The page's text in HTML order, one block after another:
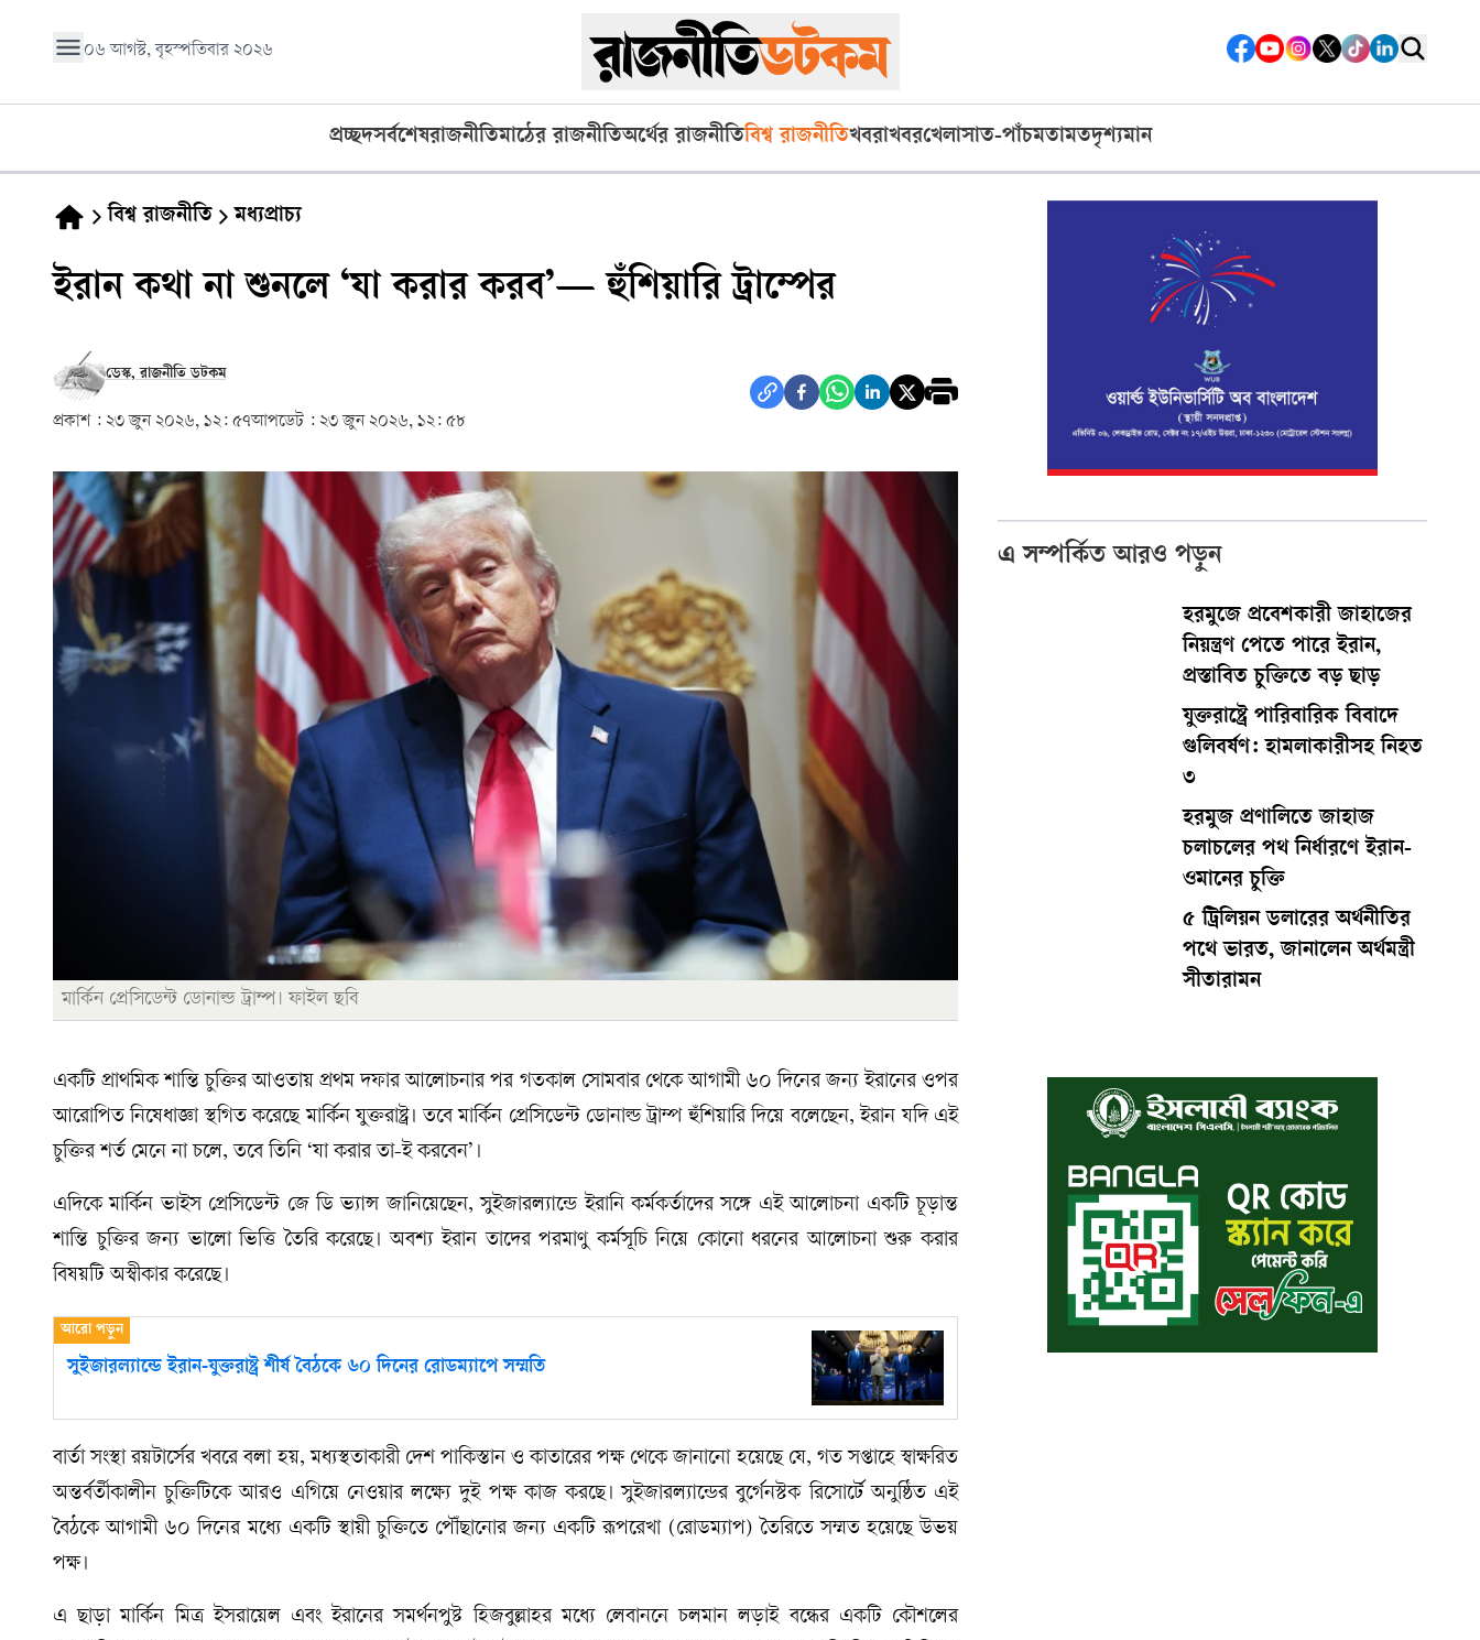
০৬ আগস্ট, বৃহস্পতিবার ২০২৬
প্রচ্ছদসর্বশেষরাজনীতিমাঠের রাজনীতিঅর্থের রাজনীতিবিশ্ব রাজনীতিখবরাখবরখেলাসাত-পাঁচমতামতদৃশ্যমান
বিশ্ব রাজনীতি মধ্যপ্রাচ্য
ইরান কথা না শুনলে ‘যা করার করব’— হুঁশিয়ারি ট্রাম্পের
ডেস্ক, রাজনীতি ডটকম
প্রকাশ : ২৩ জুন ২০২৬, ১২: ৫৭আপডেট : ২৩ জুন ২০২৬, ১২: ৫৮
মার্কিন প্রেসিডেন্ট ডোনাল্ড ট্রাম্প। ফাইল ছবি
একটি প্রাথমিক শান্তি চুক্তির আওতায় প্রথম দফার আলোচনার পর গতকাল সোমবার থেকে আগামী ৬০ দিনের জন্য ইরানের ওপর
আরোপিত নিষেধাজ্ঞা স্থগিত করেছে মার্কিন যুক্তরাষ্ট্র। তবে মার্কিন প্রেসিডেন্ট ডোনাল্ড ট্রাম্প হুঁশিয়ারি দিয়ে বলেছেন, ইরান যদি এই
চুক্তির শর্ত মেনে না চলে, তবে তিনি ‘যা করার তা-ই করবেন’।
এদিকে মার্কিন ভাইস প্রেসিডেন্ট জে ডি ভ্যান্স জানিয়েছেন, সুইজারল্যান্ডে ইরানি কর্মকর্তাদের সঙ্গে এই আলোচনা একটি চূড়ান্ত
শান্তি চুক্তির জন্য ভালো ভিত্তি তৈরি করেছে। অবশ্য ইরান তাদের পরমাণু কর্মসূচি নিয়ে কোনো ধরনের আলোচনা শুরু করার
বিষয়টি অস্বীকার করেছে।
সুইজারল্যান্ডে ইরান-যুক্তরাষ্ট্র শীর্ষ বৈঠকে ৬০ দিনের রোডম্যাপে সম্মতি
বার্তা সংস্থা রয়টার্সের খবরে বলা হয়, মধ্যস্থতাকারী দেশ পাকিস্তান ও কাতারের পক্ষ থেকে জানানো হয়েছে যে, গত সপ্তাহে স্বাক্ষরিত
অন্তর্বর্তীকালীন চুক্তিটিকে আরও এগিয়ে নেওয়ার লক্ষ্যে দুই পক্ষ কাজ করছে। সুইজারল্যান্ডের বুর্গেনস্টক রিসোর্টে অনুষ্ঠিত এই
বৈঠকে আগামী ৬০ দিনের মধ্যে একটি স্থায়ী চুক্তিতে পৌঁছানোর জন্য একটি রূপরেখা (রোডম্যাপ) তৈরিতে সম্মত হয়েছে উভয়
পক্ষ।
এ ছাড়া মার্কিন মিত্র ইসরায়েল এবং ইরানের সমর্থনপুষ্ট হিজবুল্লাহর মধ্যে লেবাননে চলমান লড়াই বন্ধের একটি কৌশলের
এ সম্পর্কিত আরও পড়ুন
হরমুজে প্রবেশকারী জাহাজের
নিয়ন্ত্রণ পেতে পারে ইরান,
প্রস্তাবিত চুক্তিতে বড় ছাড়
যুক্তরাষ্ট্রে পারিবারিক বিবাদে
গুলিবর্ষণ: হামলাকারীসহ নিহত
৩
হরমুজ প্রণালিতে জাহাজ
চলাচলের পথ নির্ধারণে ইরান-
ওমানের চুক্তি
৫ ট্রিলিয়ন ডলারের অর্থনীতির
পথে ভারত, জানালেন অর্থমন্ত্রী
সীতারামন